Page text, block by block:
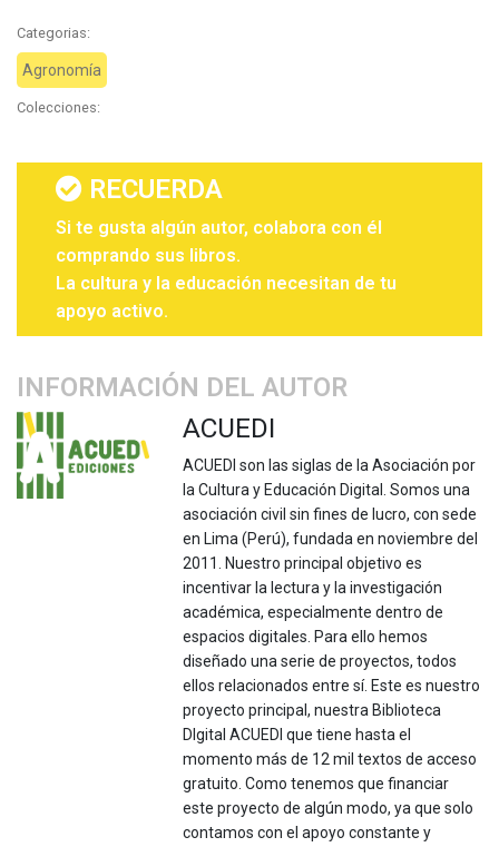
Categorias:
Agronomía
Colecciones:
RECUERDA
Si te gusta algún autor, colabora con él
comprando sus libros.
La cultura y la educación necesitan de tu
apoyo activo.
INFORMACIÓN DEL AUTOR
ACUEDI
ACUEDI son las siglas de la Asociación por
la Cultura y Educación Digital. Somos una
asociación civil sin fines de lucro, con sede
en Lima (Perú), fundada en noviembre del
2011. Nuestro principal objetivo es
incentivar la lectura y la investigación
académica, especialmente dentro de
espacios digitales. Para ello hemos
diseñado una serie de proyectos, todos
ellos relacionados entre sí. Este es nuestro
proyecto principal, nuestra Biblioteca
DIgital ACUEDI que tiene hasta el
momento más de 12 mil textos de acceso
gratuito. Como tenemos que financiar
este proyecto de algún modo, ya que solo
contamos con el apoyo constante y